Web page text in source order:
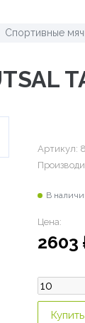
Спортивные
Артикул:
В
Цена:
2603